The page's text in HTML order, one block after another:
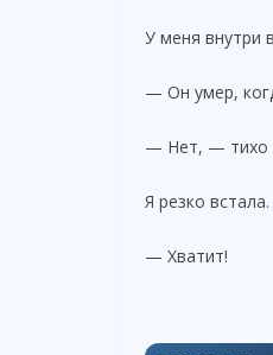
У меня внутри
— Он умер,
— Нет, — тихо
Я резко встала.
— Хватит!